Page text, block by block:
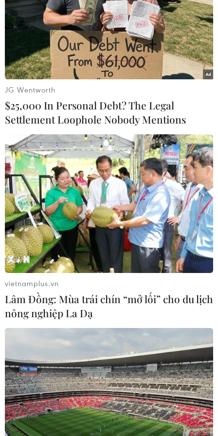
Cảnh báo lũ trên lưu vực sông Thao
tại trạm Yên Bái
07/08/2026 11:51
Gỡ khó khăn triển khai dự án trọng
điểm quốc gia hồ Ka Pét
07/08/2026 11:24
Indonesia nỗ lực khống chế cháy
rừng tại Vườn Quốc gia Núi Bromo
07/08/2026 10:56
Thụy Sĩ khó đạt mục tiêu giảm phát
thải khí nhà kính vào năm 2030
07/08/2026 09:42
Bão Dolphin càn quét các đảo miền
Nam Nhật Bản, sân bay Okinawa
phải đóng cửa
Từ ngày 9/8, cảnh báo nắng nóng
diện rộng ở khu vực Bắc Bộ và Trung
Bộ
07/08/2026 08:58
JG Wentworth
$25,000 In Personal Debt? The Legal
Settlement Loophole Nobody Mentions
vietnamplus.vn
Lâm Đồng: Mùa trái chín “mở lối” cho du lịch
nông nghiệp La Dạ